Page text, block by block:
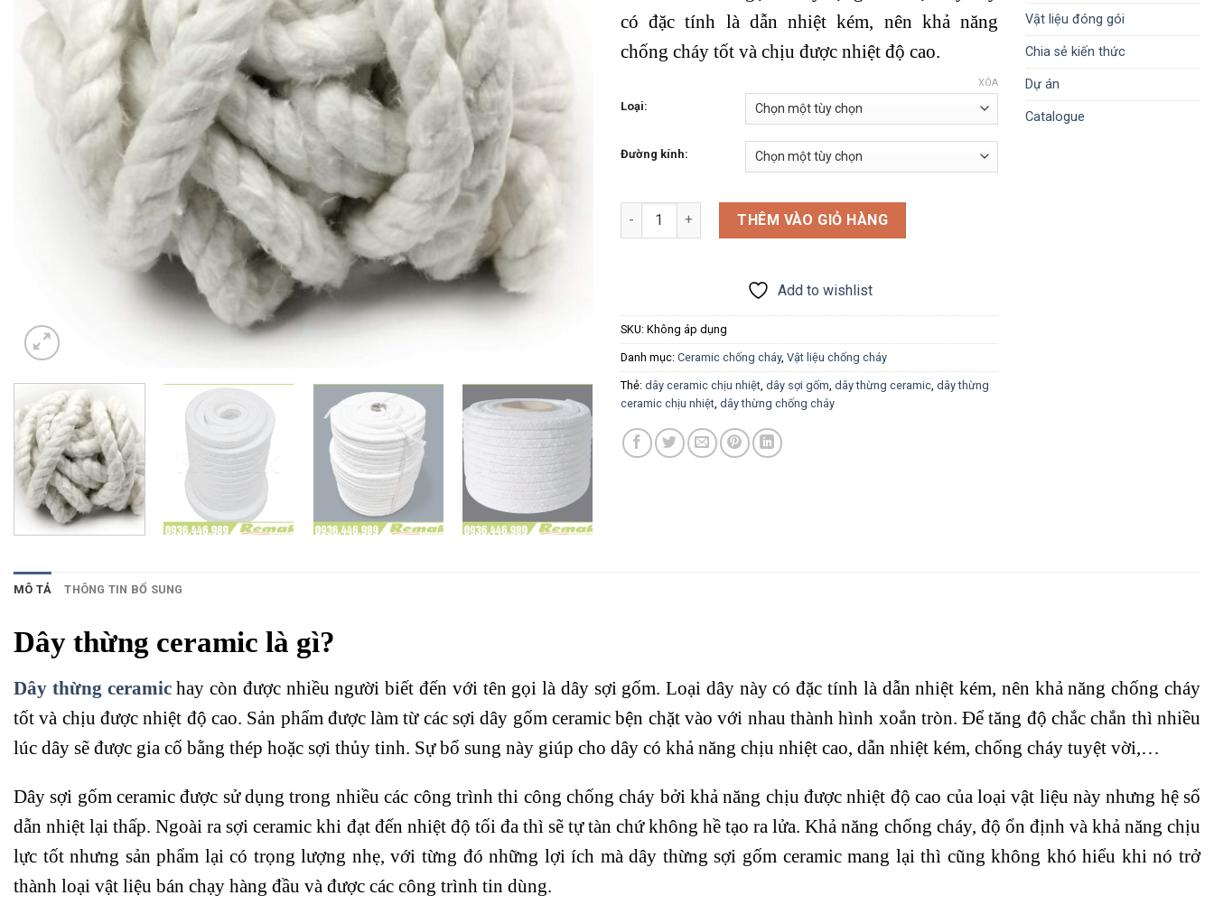
đến
135.000 ₫
có đặc tính là dẫn nhiệt kém, nên khả năng
chống cháy tốt và chịu được nhiệt độ cao.
Loại:
Đường kính:
XÓA
Dây thừng ceramic chống cháy sở hữu khả năng chịu nhiệt siêu cao số lượng
THÊM VÀO GIỎ HÀNG
Add to wishlist
SKU: Không áp dụng
Danh mục: Ceramic chống cháy, Vật liệu chống cháy
Thẻ: dây ceramic chịu nhiệt dây sợi gốm dây thừng ceramic dây thừng
ceramic chịu nhiệt dây thừng chống cháy
Vật liệu đóng gói
Chia sẻ kiến thức
Dự án
Catalogue
MÔ TẢ THÔNG TIN BỔ SUNG
Dây thừng ceramic là gì?
Dây thừng ceramichay còn được nhiều người biết đến với tên gọi là dây sợi gốm. Loại dây này có đặc tính là dẫn nhiệt kém, nên khả năng chống cháy
tốt và chịu được nhiệt độ cao. Sản phẩm được làm từ các sợi dây gốm ceramic bện chặt vào với nhau thành hình xoắn tròn. Để tăng độ chắc chắn thì nhiều
lúc dây sẽ được gia cố bằng thép hoặc sợi thủy tinh. Sự bổ sung này giúp cho dây có khả năng chịu nhiệt cao, dẫn nhiệt kém, chống cháy tuyệt vời,…
Dây sợi gốm ceramic được sử dụng trong nhiều các công trình thi công chống cháy bởi khả năng chịu được nhiệt độ cao của loại vật liệu này nhưng hệ số
dẫn nhiệt lại thấp. Ngoài ra sợi ceramic khi đạt đến nhiệt độ tối đa thì sẽ tự tàn chứ không hề tạo ra lửa. Khả năng chống cháy, độ ổn định và khả năng chịu
lực tốt nhưng sản phẩm lại có trọng lượng nhẹ, với từng đó những lợi ích mà dây thừng sợi gốm ceramic mang lại thì cũng không khó hiểu khi nó trở
thành loại vật liệu bán chạy hàng đầu và được các công trình tin dùng.